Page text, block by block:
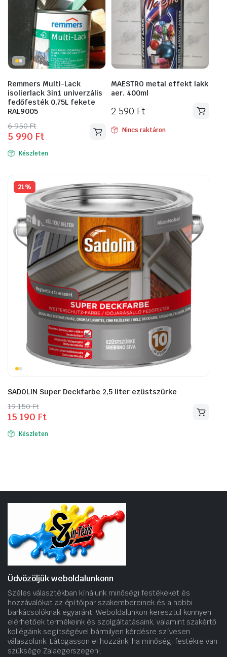
Remmers Multi-Lack
isolierlack 3in1 univerzális
fedőfesték 0,75L fekete
RAL9005
6 950Ft
Original
price
was:
5 990 Ft
Current
price
is: Készleten
MAESTRO metal effekt lakk
aer. 400ml
2 590 Ft
Nincs raktáron
21%
SADOLIN Super Deckfarbe 2,5 liter ezüstszürke
19 150Ft
Original
price
was:
15 190 Ft
Current
price
is: Készleten
Üdvözöljük weboldalunkonn
Széles választékban kínálunk minőségi festékeket és
hozzávalókat az építőipar szakembereinek és a hobbi
barkácsolóknak egyaránt. Weboldalunkon keresztül könnyen
elérhetőek termékeink és szolgáltatásaink, valamint szakértő
kollégáink segítségével bármilyen kérdésre szívesen
válaszolunk. Látogasson el hozzánk, ha minőségi festékre van
szüksége Zalaegerszegen!.